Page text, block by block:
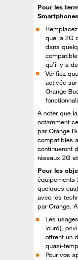
Pour les
que la 2G
dans
qu’il y a
Vérifiez
activée
Orange
A noter que
notamment
par Orange
compatibles
continueront
réseaux 2G
Pour les
équipements
quelques
avec les
par Orange.
Les
lourd),
offrent un
quasi-
Pour vos